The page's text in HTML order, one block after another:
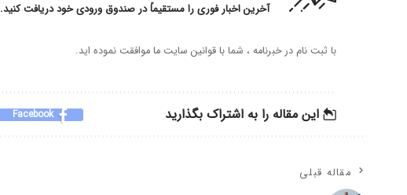
آخرین اخبار فوری را مستقیماً در صندوق ورودی خود دریافت کنید.
با ثبت نام در خبرنامه ، شما با قوانین سایت ما موافقت نموده اید.
این مقاله را به اشتراک بگذارید Facebook
مقاله قبلی